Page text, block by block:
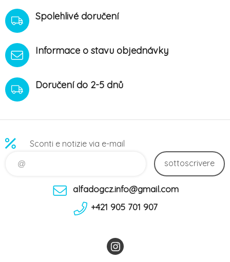
Spolehlivé doručení
Informace o stavu objednávky
Doručení do 2-5 dnů
Sconti e notizie via e-mail
sottoscrivere
alfadogcz.info@gmail.com
+421 905 701 907